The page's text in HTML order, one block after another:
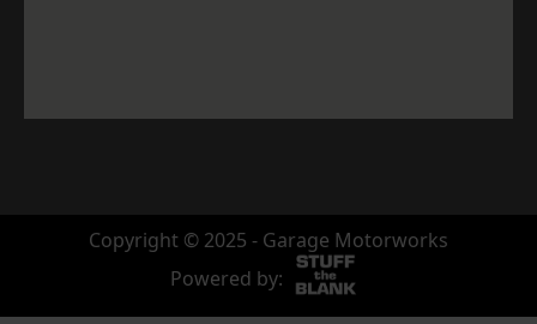
Copyright © 2025 - Garage Motorworks
Powered by: